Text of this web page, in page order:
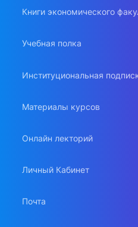
Книги экономического
Учебная полка
Институциональная
Материалы курсов
Онлайн лекторий
Личный Кабинет
Почта